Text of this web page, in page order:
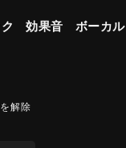
効果音 ボーカル
解除